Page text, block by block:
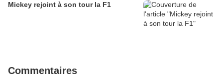
Mickey rejoint à son tour la F1
Commentaires